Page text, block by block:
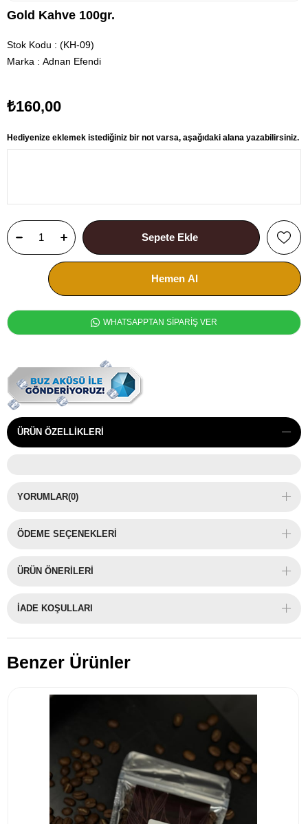
Gold Kahve 100gr.
Stok Kodu
(KH-09)
Marka : Adnan Efendi
₺160,00
Hediyenize eklemek istediğiniz bir not varsa, aşağıdaki alana yazabilirsiniz.
WHATSAPPTAN SİPARİŞ VER
ÜRÜN ÖZELLIKLERI
YORUMLAR(0)
ÖDEME SEÇENEKLERI
ÜRÜN ÖNERILERI
İADE KOŞULLARI
Benzer Ürünler